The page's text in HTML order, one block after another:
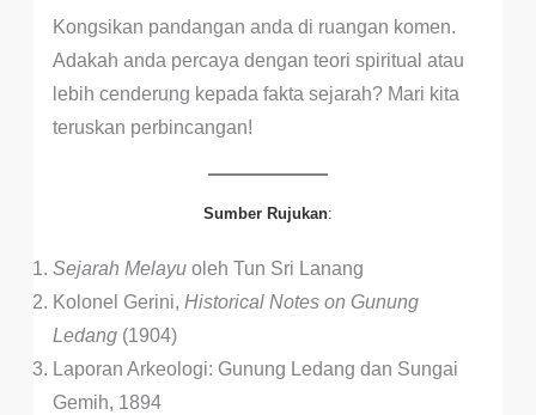
Kongsikan pandangan anda di ruangan komen.
Adakah anda percaya dengan teori spiritual atau
lebih cenderung kepada fakta sejarah? Mari kita
teruskan perbincangan!
Sumber Rujukan:
Sejarah Melayuoleh Tun Sri Lanang
Kolonel Gerini, Historical Notes on Gunung
Ledang(1904)
Laporan Arkeologi: Gunung Ledang dan Sungai
Gemih, 1894